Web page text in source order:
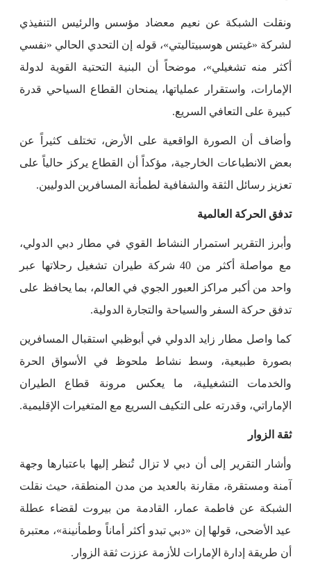
ونقلت الشبكة عن نعيم معضاد مؤسس والرئيس التنفيذي
لشركة «غيتس هوسبيتاليتي»، قوله إن التحدي الحالي «نفسي
أكثر منه تشغيلي»، موضحاً أن البنية التحتية القوية لدولة
الإمارات، واستقرار عملياتها، يمنحان القطاع السياحي قدرة
كبيرة على التعافي السريع.
وأضاف أن الصورة الواقعية على الأرض، تختلف كثيراً عن
بعض الانطباعات الخارجية، مؤكداً أن القطاع يركز حالياً على
تعزيز رسائل الثقة والشفافية لطمأنة المسافرين الدوليين.
تدفق الحركة العالمية
وأبرز التقرير استمرار النشاط القوي في مطار دبي الدولي،
مع مواصلة أكثر من 40 شركة طيران تشغيل رحلاتها عبر
واحد من أكبر مراكز العبور الجوي في العالم، بما يحافظ على
تدفق حركة السفر والسياحة والتجارة الدولية.
كما واصل مطار زايد الدولي في أبوظبي استقبال المسافرين
بصورة طبيعية، وسط نشاط ملحوظ في الأسواق الحرة
والخدمات التشغيلية، ما يعكس مرونة قطاع الطيران
الإماراتي، وقدرته على التكيف السريع مع المتغيرات الإقليمية.
ثقة الزوار
وأشار التقرير إلى أن دبي لا تزال تُنظر إليها باعتبارها وجهة
آمنة ومستقرة، مقارنة بالعديد من مدن المنطقة، حيث نقلت
الشبكة عن فاطمة عمار، القادمة من بيروت لقضاء عطلة
عيد الأضحى، قولها إن «دبي تبدو أكثر أماناً وطمأنينة»، معتبرة
أن طريقة إدارة الإمارات للأزمة عززت ثقة الزوار.